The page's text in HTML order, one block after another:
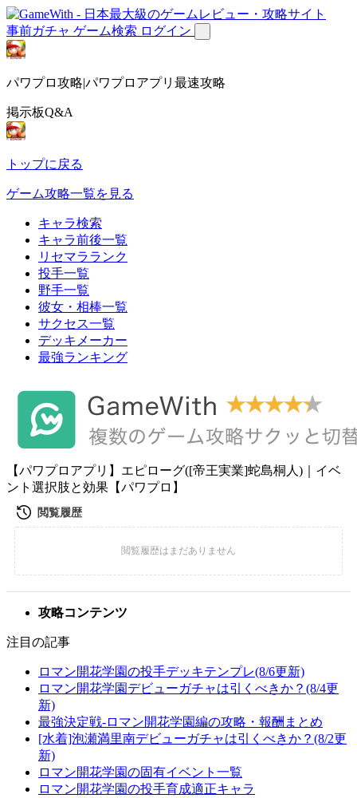
事前ガチャ ゲーム検索 ログイン
パワプロ攻略|パワプロアプリ最速攻略
掲示板Q&A
トップに戻る
ゲーム攻略一覧を見る
キャラ検索
キャラ前後一覧
リセマラランク
投手一覧
野手一覧
彼女・相棒一覧
サクセス一覧
デッキメーカー
最強ランキング
【パワプロアプリ】エピローグ([帝王実業]蛇島桐人)｜イベ
ント選択肢と効果【パワプロ】
攻略コンテンツ
注目の記事
ロマン開花学園の投手デッキテンプレ(8/6更新)
ロマン開花学園デビューガチャは引くべきか？(8/4更
新)
最強決定戦-ロマン開花学園編の攻略・報酬まとめ
[水着]泡瀬満里南デビューガチャは引くべきか？(8/2更
新)
ロマン開花学園の固有イベント一覧
ロマン開花学園の投手育成適正キャラ